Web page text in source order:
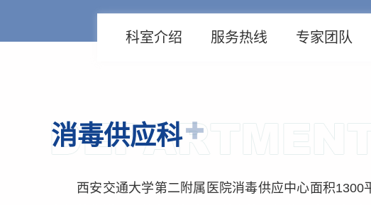
住院指南
科室介绍 服务热线 专家团队
消毒供应科
西安交通大学第二附属医院消毒供应中心面积1300